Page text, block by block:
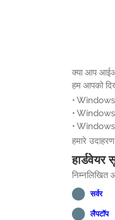
क्या आप
हम आपको
•
•
•
हमारे
हार्डवेयर
निम्नलिखित
सर्वर
लैपटॉप